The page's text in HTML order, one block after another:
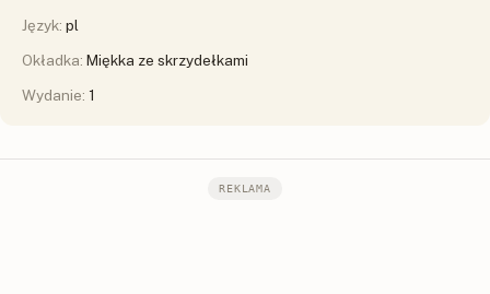
Język: pl
Okładka: Miękka ze skrzydełkami
Wydanie: 1
REKLAMA